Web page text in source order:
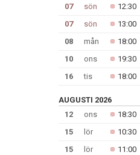
07
sön 12:30
07
sön 13:00
08
mån 18:00
10
ons 19:30
16
tis 18:00
AUGUSTI 2026
12
ons 18:30
15
lör 10:30
15
lör 11:00